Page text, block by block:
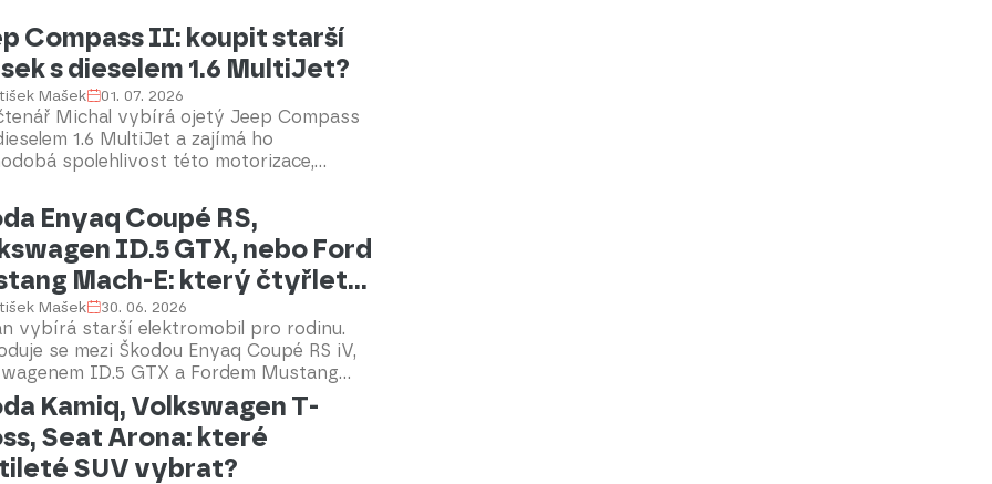
při prohlídce konkrétního vozu. Rádi
Compass II: koupit starší
s dieselem 1.6 MultiJet?
Mašek 01. 07. 2026
Michal vybírá ojetý Jeep Compass
1.6 MultiJet a zajímá ho
spolehlivost této motorizace,
exempláře. Rádi poradíme.
Enyaq Coupé RS,
ID.5 GTX, nebo Ford
Mach-E: který čtyřletý
vybrat?
Mašek 30. 06. 2026
vybírá starší elektromobil pro rodinu.
se mezi Škodou Enyaq Coupé RS iV,
ID.5 GTX a Fordem Mustang
E. Zajímá ho skutečný dojezd, rychlost
komfort, praktičnost a rizika spojená s
ojetého elektromobilu.
Kamiq, Volkswagen T-
Seat Arona: které
SUV vybrat?